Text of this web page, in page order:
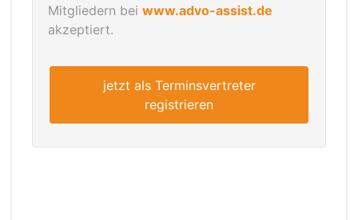
Mitgliedern bei www.advo-assist.de
akzeptiert.
jetzt als Terminsvertreter
registrieren